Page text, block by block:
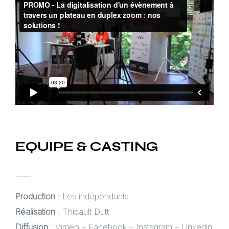
EQUIPE & CASTING
Production : Les indépendants
Réalisation : Thibault Dutt